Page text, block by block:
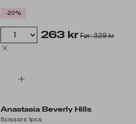
-20%
263 kr Før: 329 kr
Anastasia Beverly Hills
Scissors 1pcs